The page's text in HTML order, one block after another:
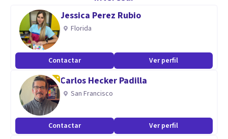
Jessica Perez Rubio
Florida
Contactar Ver perfil
Carlos Hecker Padilla
San Francisco
Contactar Ver perfil